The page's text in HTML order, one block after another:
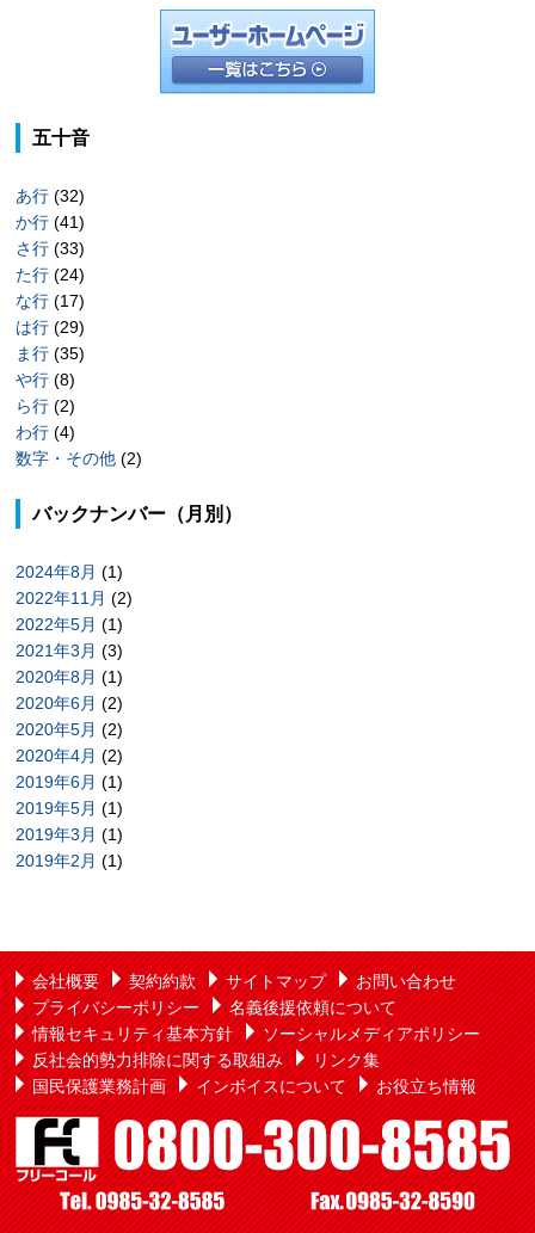
五十音
あ行 (32)
か行 (41)
さ行 (33)
た行 (24)
な行 (17)
は行 (29)
ま行 (35)
や行 (8)
ら行 (2)
わ行 (4)
数字・その他 (2)
バックナンバー（月別）
2024年8月 (1)
2022年11月 (2)
2022年5月 (1)
2021年3月 (3)
2020年8月 (1)
2020年6月 (2)
2020年5月 (2)
2020年4月 (2)
2019年6月 (1)
2019年5月 (1)
2019年3月 (1)
2019年2月 (1)
会社概要 契約約款 サイトマップ
お問い合わせ
プライバシーポリシー
名義後援依頼について
情報セキュリティ基本方針
ソーシャルメディアポリシー
反社会的勢力排除に関する取組み
リンク集
国民保護業務計画
インボイスについて お役立ち情報